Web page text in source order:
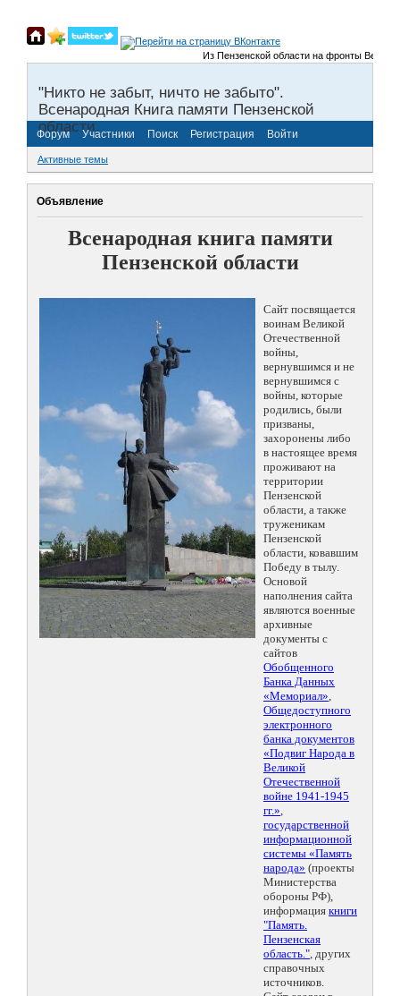
Из Пензенской области на фронты Великой
"Никто не забыт, ничто не забыто".
Всенародная Книга памяти Пензенской
области.
Форум Участники Поиск Регистрация Войти
Активные темы
Объявление
Всенародная книга памяти
Пензенской области
Сайт посвящается
воинам Великой
Отечественной
войны,
вернувшимся и не
вернувшимся с
войны, которые
родились, были
призваны,
захоронены либо
в настоящее время
проживают на
территории
Пензенской
области, а также
труженикам
Пензенской
области, ковавшим
Победу в тылу.
Основой
наполнения сайта
являются военные
архивные
документы с
сайтов
Обобщенного
Банка Данных
«Мемориал»,
Общедоступного
электронного
банка документов
«Подвиг Народа в
Великой
Отечественной
войне 1941-1945
гг.»,
государственной
информационной
системы «Память
народа» (проекты
Министерства
обороны РФ),
информация книги
"Память.
Пензенская
область.", других
справочных
источников.